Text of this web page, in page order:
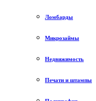
Ломбарды
Микрозаймы
Недвижимость
Печати и штампы